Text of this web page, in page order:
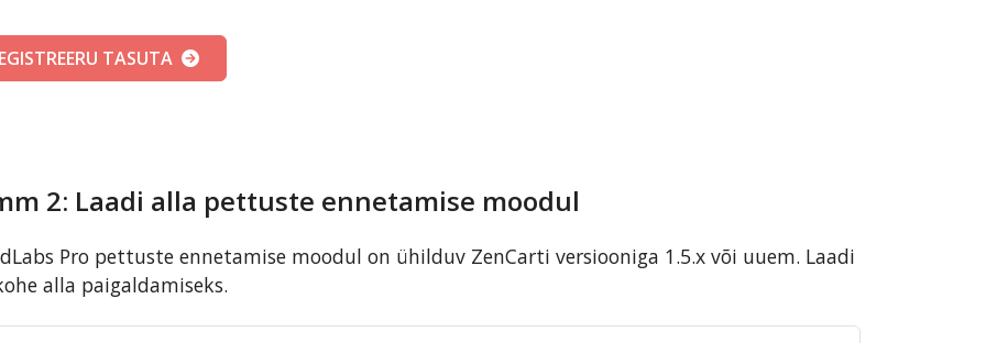
TASUTA
2: Laadi alla pettuste ennetamise moodul
Pro pettuste ennetamise moodul on ühilduv ZenCarti versiooniga 1.5.x või uuem. Laadi
alla paigaldamiseks.